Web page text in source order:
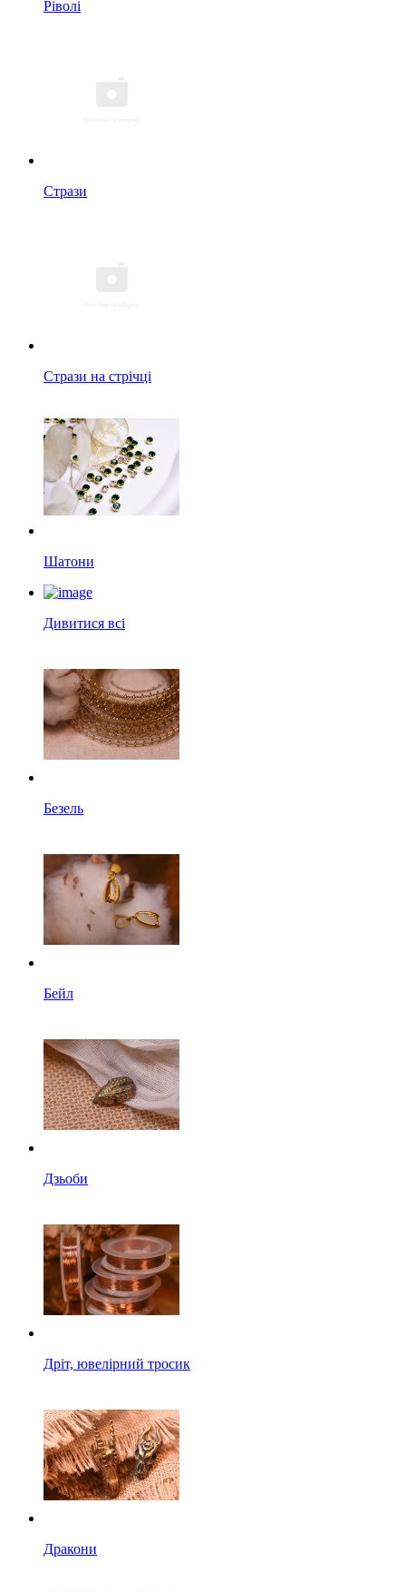
Ріволі
Стрази
Стрази на стрічці
Шатони
Дивитися всі
Безель
Бейл
Дзьоби
Дріт, ювелірний тросик
Дракони